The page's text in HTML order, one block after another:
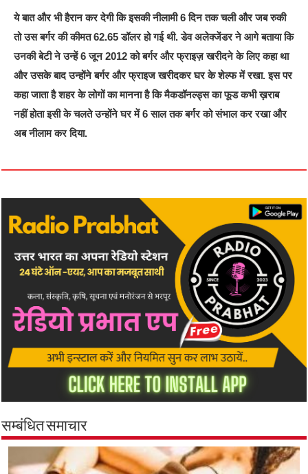
ये बात और भी हैरान कर देगी कि इसकी नीलामी 6 दिन तक चली और जब रुकी
तो उस बर्गर की कीमत 62.65 डॉलर हो गई थी. डेव अलेक्जेंडर ने आगे बताया कि
उनकी बेटी ने उन्हें 6 जून 2012 को बर्गर और फ्राइज़ खरीदने के लिए कहा था
और उसके बाद उन्होंने बर्गर और फ्राइज खरीदकर घर के शेल्फ में रखा. इस पर
कहा जाता है शहर के लोगों का मानना है कि मैकडॉनल्ड्स का फूड कभी ख़राब
नहीं होता इसी के चलते उन्होंने घर में 6 साल तक बर्गर को संभाल कर रखा और
अब नीलाम कर दिया.
सम्बंधित समाचार